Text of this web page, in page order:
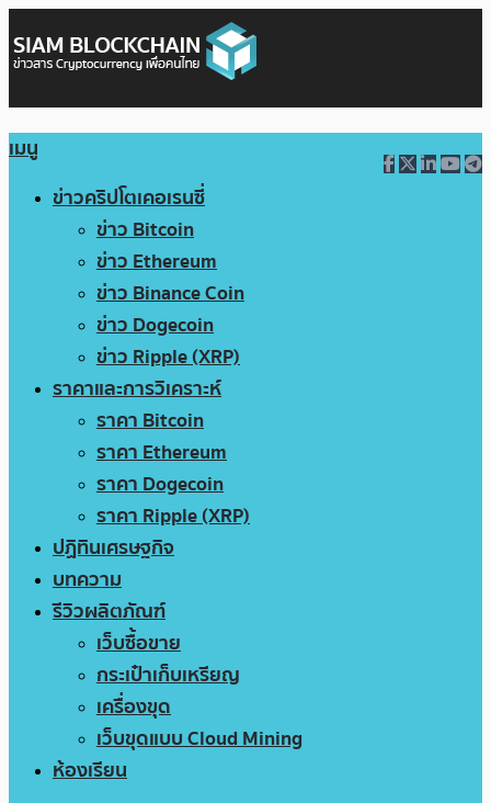
เมนู
ข่าวคริปโตเคอเรนซี่
ข่าว Bitcoin
ข่าว Ethereum
ข่าว Binance Coin
ข่าว Dogecoin
ข่าว Ripple (XRP)
ราคาและการวิเคราะห์
ราคา Bitcoin
ราคา Ethereum
ราคา Dogecoin
ราคา Ripple (XRP)
ปฏิทินเศรษฐกิจ
บทความ
รีวิวผลิตภัณฑ์
เว็บซื้อขาย
กระเป๋าเก็บเหรียญ
เครื่องขุด
เว็บขุดแบบ Cloud Mining
ห้องเรียน